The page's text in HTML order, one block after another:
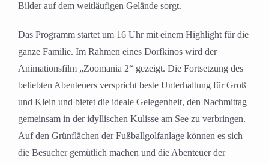
Bilder auf dem weitläufigen Gelände sorgt.
Das Programm startet um 16 Uhr mit einem Highlight für die
ganze Familie. Im Rahmen eines Dorfkinos wird der
Animationsfilm „Zoomania 2“ gezeigt. Die Fortsetzung des
beliebten Abenteuers verspricht beste Unterhaltung für Groß
und Klein und bietet die ideale Gelegenheit, den Nachmittag
gemeinsam in der idyllischen Kulisse am See zu verbringen.
Auf den Grünflächen der Fußballgolfanlage können es sich
die Besucher gemütlich machen und die Abenteuer der